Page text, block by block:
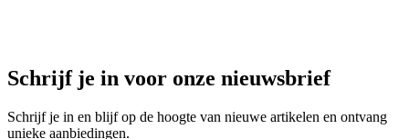
Schrijf je in voor onze nieuwsbrief
Schrijf je in en blijf op de hoogte van nieuwe artikelen en ontvang
unieke aanbiedingen.